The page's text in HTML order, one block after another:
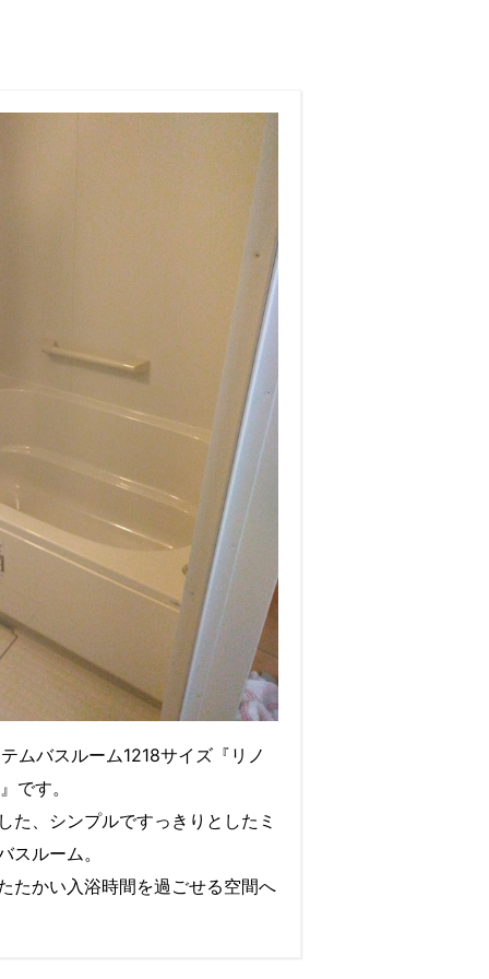
ムバスルーム1218サイズ『リノ
です。
た、シンプルですっきりとしたミ
スルーム。
たかい入浴時間を過ごせる空間へ